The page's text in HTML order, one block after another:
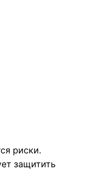
риски.
защитить